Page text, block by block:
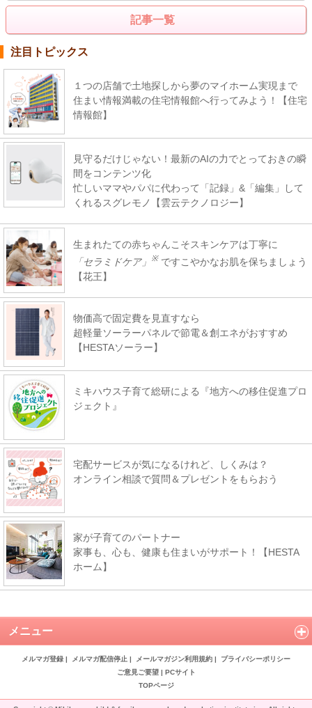
記事一覧
注目トピックス
１つの店舗で土地探しから夢のマイホーム実現まで
住まい情報満載の住宅情報館へ行ってみよう！【住宅
情報館】
見守るだけじゃない！最新のAIの力でとっておきの瞬
間をコンテンツ化
忙しいママやパパに代わって「記録」&「編集」して
くれるスグレモノ【雲云テクノロジー】
生まれたての赤ちゃんこそスキンケアは丁寧に
「セラミドケア」
※ ですこやかなお肌を保ちましょう
【花王】
物価高で固定費を見直すなら
超軽量ソーラーパネルで節電＆創エネがおすすめ
【HESTAソーラー】
ミキハウス子育て総研による『地方への移住促進プロ
ジェクト』
宅配サービスが気になるけれど、しくみは？
オンライン相談で質問＆プレゼントをもらおう
家が子育てのパートナー
家事も、心も、健康も住まいがサポート！【HESTA
ホーム】
メニュー
メルマガ登録 | メルマガ配信停止 | メールマガジン利用規約 | プライバシーポリシー
ご意見ご要望| PCサイト
TOPページ